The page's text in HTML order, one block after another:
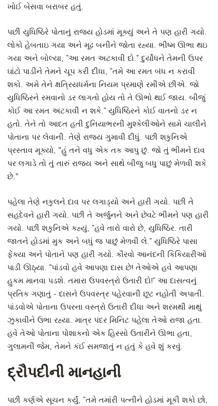
ખોઈ બેસવા બરાબર હતું.
પછી યુધિષ્ઠિરે પોતાનું રાજ્ય હોડમાં મૂક્યું અને તે પણ હારી ગયો.
લોકો હેબતાઇ ગયા અને મૂઢ બનીને જોતા રહ્યા. ભીષ્મ ઊભા થઇ
ગયા અને બોલ્યા, “આ રમત અટકાવી દો.” દુર્યોધને તેમની ઉપર
ઘાંટો પાડીને તેમને ચૂપ કરી દીધા, “તમે આ રમત બંધ ન કરાવી
શકો. અમે તેને ક્ષત્રિયધર્મના નિયમ પ્રમાણે રમીએ છીએ. જો
યુધિષ્ઠિરને રમવાનો ડર લાગતો હોય તો તે ઊભો થઈ જાય. બીજું
કોઈ આ રમત અટકાવી ન શકે.” યુધિષ્ઠિરને કોઈ વાતનો ડર ન
હતો. તેને તો આદત હતી દુનિયાભરની મુશ્કેલીઓને સામે ચાલીને
પોતાના પર લેવાની. તેણે રાજ્ય ગુમાવી દીધું. પછી શકુનિએ
પ્રસ્તાવ મૂક્યો, "હું તને વધુ એક તક આપુ છું. જો તું ભીમને દાવ
પર લગાડે તો તું તારું રાજ્ય અને સાથે બીજુ બધુ પાછું મેળવી શકે
છે."
પહેલા તેણે નકુલને દાવ પર લગાડ્યો અને હારી ગયો. પછી તે
સહદેવને હારી ગયો. પછી તે અર્જુનને અને છેવટે ભીમને પણ હારી
ગયો. પછી શકુનિએ કહ્યું, “હવે તારો વારો છે, યુધિષ્ઠિર. તારી
જાતને હોડમાં મુક અને બધું જ પાછું મેળવી લે.” યુધિષ્ઠિરે પાસા
ફેંક્યા અને પોતાને પણ હારી ગયો. કૌરવો આનંદની કિકિયારીઓ
પાડી ઊઠ્યા. “પાંડવો હવે આપણા દાસ છે! તેઓએ હવે આપણા
હુકમ માનવા પડશે. તમારા ઉપવસ્ત્રો ઉતારી દો!” આ દાસત્વનું
પ્રતિક ગણાતું - દાસને ઉપવસ્ત્ર પહેરવાની છૂટ નહોતી અપાતી.
પાંડવોએ પોતાના ઉપરના વસ્ત્રો ઉતારી દીધા અને શરમથી માથું
ઝુકાવીને ઉભા રહ્યા. માત્ર પંદર મિનિટ પહેલા તેઓ રાજા હતા.
હવે તેઓ પોતાના પોશાકનો એક હિસ્સો ઉતારીને ઊભા હતા,
ગુલામની જેમ, તેમને કંઈ સમજાતું ન હતું કે હવે શું કરવું.
દ્રૌપદીની માનહાની
પછી કર્ણએ સૂચન કર્યું, “તમે તમાંરી પત્નીને હોડમાં મૂકી શકો છો,